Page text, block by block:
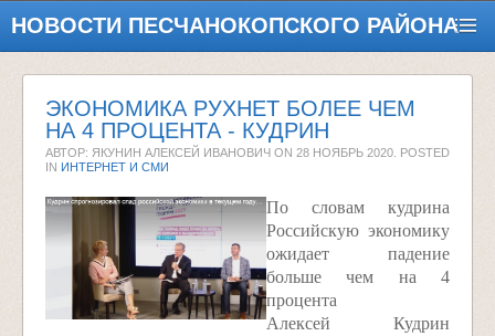
НОВОСТИ ПЕСЧАНОКОПСКОГО РАЙОНА
ЭКОНОМИКА РУХНЕТ БОЛЕЕ ЧЕМ
НА 4 ПРОЦЕНТА - КУДРИН
АВТОР: ЯКУНИН АЛЕКСЕЙ ИВАНОВИЧ ON 28 НОЯБРЬ 2020 . POSTED
IN ИНТЕРНЕТ И СМИ
По словам кудрина
Российскую экономику
ожидает падение
больше чем на 4
процента
Алексей Кудрин